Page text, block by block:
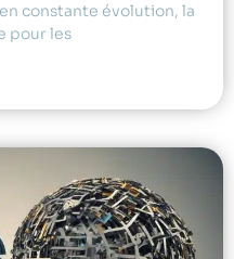
constante évolution, la
pour les